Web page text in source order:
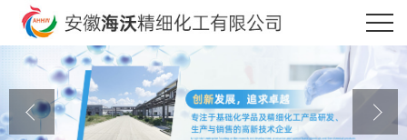
公司首页
公司介绍